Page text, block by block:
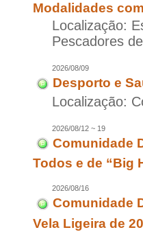
Modalidades
Localização:
Pescadores
2026/08/09
Desporto e
Localização:
2026/08/12 ~ 19
Comunidade
Todos e de “Big
2026/08/16
Comunidade
Vela Ligeira de